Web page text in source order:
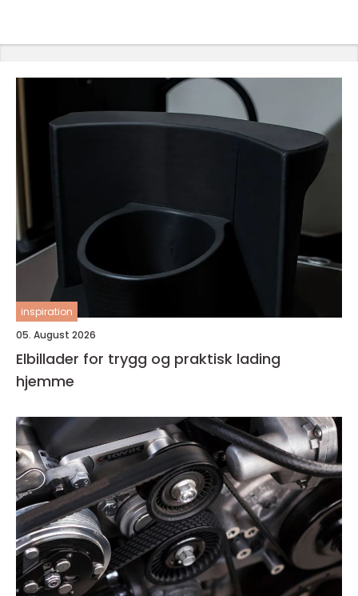
inspiration
05. August 2026
Elbillader for trygg og praktisk lading
hjemme